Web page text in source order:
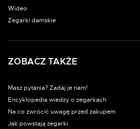
Wideo
Zegarki damskie
ZOBACZ TAKŻE
Masz pytania? Zadaj je nam!
Encyklopedia wiedzy o zegarkach
Na co zwrócić uwagę przed zakupem
Jak powstają zegarki